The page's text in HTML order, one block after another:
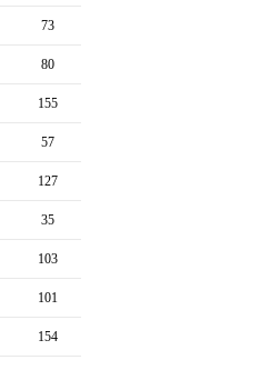
73
80
155
57
127
35
103
101
154